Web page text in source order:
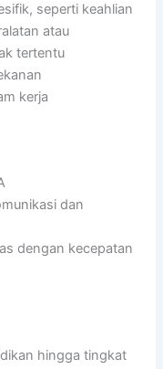
seperti keahlian
atau
tertentu
kerja
dan
dengan kecepatan
hingga tingkat